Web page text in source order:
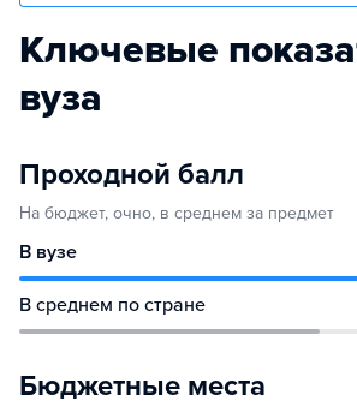
Ключевые
вуза
Проходной балл
На бюджет, очно, в среднем за предмет
В вузе
В среднем по стране
Бюджетные места